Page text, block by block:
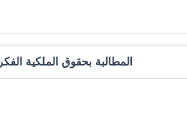
المطالبة بحقوق الملكية